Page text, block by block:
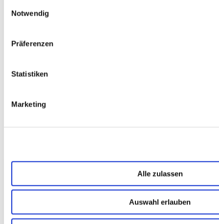
Notwendig
Präferenzen
Statistiken
Marketing
Alle zulassen
Auswahl erlauben
KI-Fundament für Unternehmen. On-prem.